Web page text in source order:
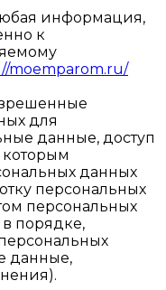
информация,
к
moemparom.ru/
для
данные, доступ
которым
данных
персональных
персональных
порядке,
данные,